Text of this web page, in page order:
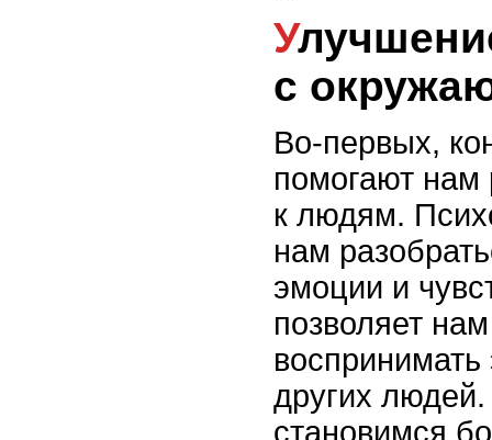
Улучшение качества отношений
с
Во-первых,
помогают нам
к людям.
нам
эмоции и
позволяет
других
становимся